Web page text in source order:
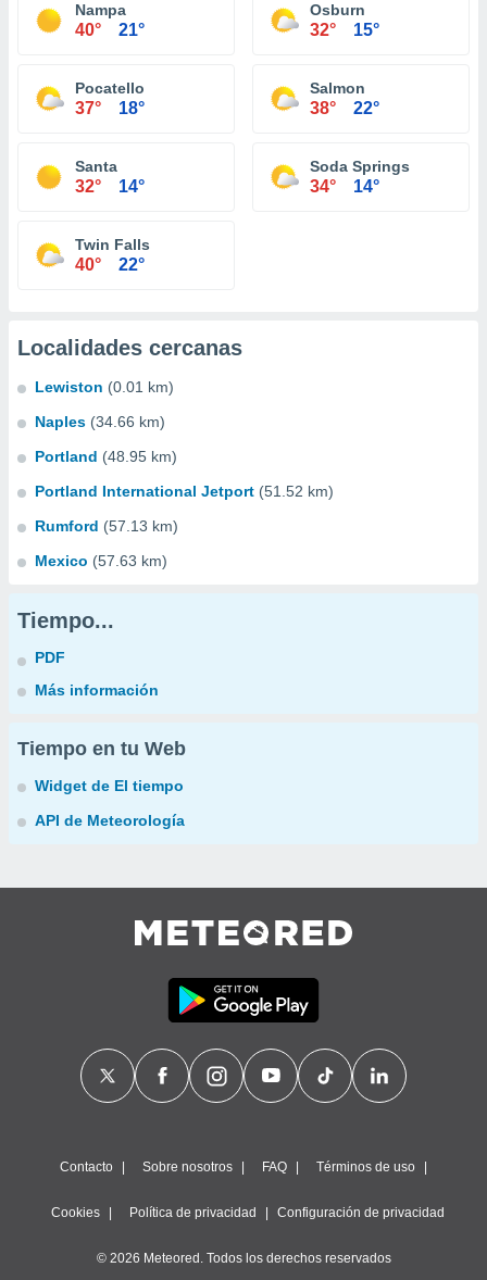
Nampa
40° 21°
Osburn
32° 15°
Pocatello
37° 18°
Salmon
38° 22°
Santa
32° 14°
Soda Springs
34° 14°
Twin Falls
40° 22°
Localidades cercanas
Lewiston (0.01 km)
Naples (34.66 km)
Portland (48.95 km)
Portland International Jetport (51.52 km)
Rumford (57.13 km)
Mexico (57.63 km)
Tiempo...
PDF
Más información
Tiempo en tu Web
Widget de El tiempo
API de Meteorología
Contacto Sobre nosotros FAQ Términos de uso
Cookies Política de privacidad Configuración de privacidad
© 2026 Meteored. Todos los derechos reservados